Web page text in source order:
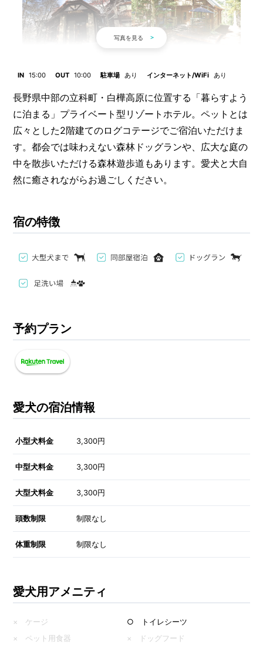
IN 15:00 OUT 10:00 駐車場 あり インターネット/WiFi あり
長野県中部の立科町・白樺高原に位置する「暮らすよう
に泊まる」プライベート型リゾートホテル。ペットとは
広々とした2階建てのログコテージでご宿泊いただけま
す。都会では味わえない森林ドッグランや、広大な庭の
中を散歩いただける森林遊歩道もあります。愛犬と大自
然に癒されながらお過ごしください。
宿の特徴
予約プラン
愛犬の宿泊情報
小型犬料金 3,300円
中型犬料金 3,300円
大型犬料金 3,300円
頭数制限 制限なし
体重制限 制限なし
愛犬用アメニティ
× ケージ
○ トイレシーツ
× ペット用食器
× ドッグフード